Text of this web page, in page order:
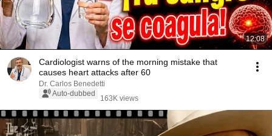
12:08
Cardiologist warns of the morning mistake that
causes heart attacks after 60
Dr. Carlos Benedetti
Auto-dubbed
163K views